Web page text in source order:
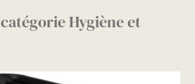
Hygiène et